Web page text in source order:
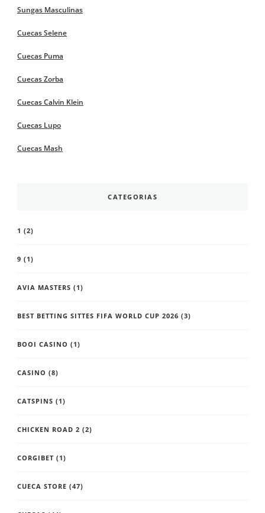
Sungas Masculinas
Cuecas Selene
Cuecas Puma
Cuecas Zorba
Cuecas Calvin Klein
Cuecas Lupo
Cuecas Mash
CATEGORIAS
1 (2)
9 (1)
AVIA MASTERS (1)
BEST BETTING SITTES FIFA WORLD CUP 2026 (3)
BOOI CASINO (1)
CASINO (8)
CATSPINS (1)
CHICKEN ROAD 2 (2)
CORGIBET (1)
CUECA STORE (47)